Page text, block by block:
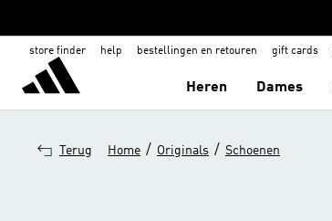
store finder help bestellingen en retouren gift cards
Heren Dames
Terug Home / Originals / Schoenen